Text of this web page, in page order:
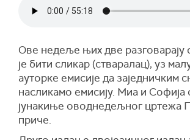
Ове недеље њих две разговарају
је бити сликар (стваралац), уз
ауторке емисије да заједничким
насликамо емисију. Миа и Софија
јунакиње оводнедељног цртежа
приче.